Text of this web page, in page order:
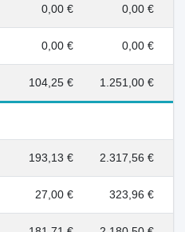
0,00 € 0,00 €
0,00 € 0,00 €
104,25 € 1.251,00 €
193,13 € 2.317,56 €
27,00 € 323,96 €